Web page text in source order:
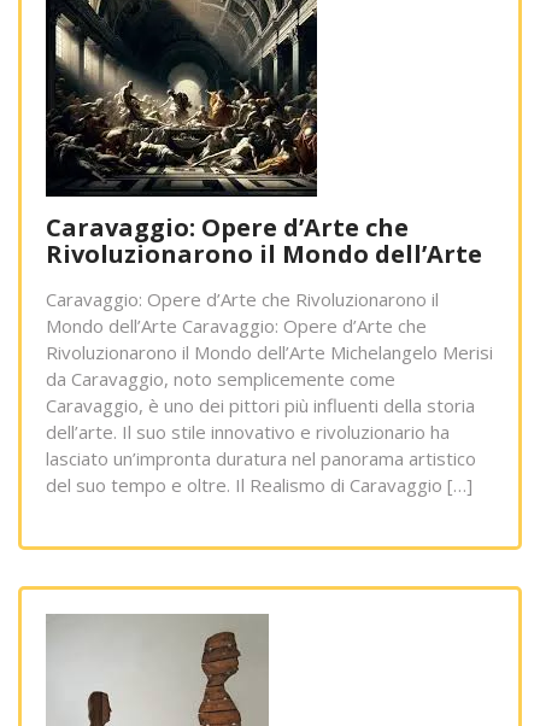
Caravaggio: Opere d’Arte che
Rivoluzionarono il Mondo dell’Arte
Caravaggio: Opere d’Arte che Rivoluzionarono il
Mondo dell’Arte Caravaggio: Opere d’Arte che
Rivoluzionarono il Mondo dell’Arte Michelangelo Merisi
da Caravaggio, noto semplicemente come
Caravaggio, è uno dei pittori più influenti della storia
dell’arte. Il suo stile innovativo e rivoluzionario ha
lasciato un’impronta duratura nel panorama artistico
del suo tempo e oltre. Il Realismo di Caravaggio […]